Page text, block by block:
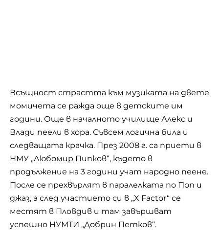
Всъщност страстта към музиката на двете
момичета се ражда още в детските им
години. Още в началното училище Алекс и
Влади пеели в хора. Съвсем логична била и
следващата крачка. През 2008 г. са приети в
НМУ „Любомир Пипков“, където в
продължение на 3 години учат народно пеене.
После се прехвърлят в паралелката по Поп и
джаз, а след участието си в „X Factor“ се
местят в Пловдив и там завършват
успешно НУМТИ „Добрин Петков“.